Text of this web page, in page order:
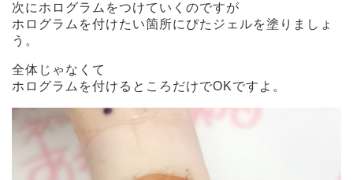
次にホログラムをつけていくのですが
ホログラムを付けたい箇所にぴたジェルを塗りましょ
う。
全体じゃなくて
ホログラムを付けるところだけでOKですよ。